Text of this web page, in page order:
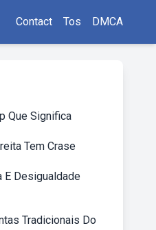
Contact Tos DMCA
Que Significa
Tem Crase
E Desigualdade
Tradicionais Do